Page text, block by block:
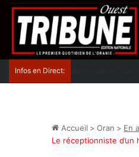
Infos en Direct:
Accueil > Oran > En
Le réceptionniste